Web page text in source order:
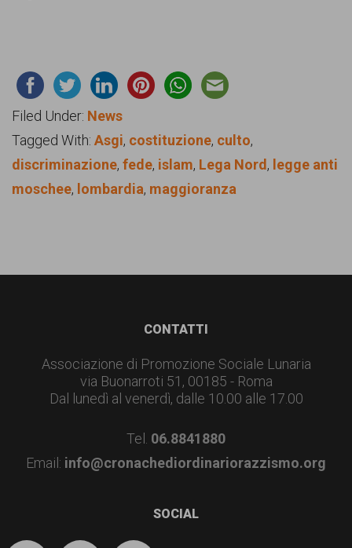
Filed Under: News
Tagged With: Asgi, costituzione, culto,
discriminazione, fede, islam, Lega Nord , legge anti
moschee, lombardia, maggioranza
CONTATTI
Associazione di Promozione Sociale Lunaria
via Buonarroti 51, 00185 - Roma
Dal lunedì al venerdì, dalle 10.00 alle 17.00
Tel. 06.8841880
Email: info@cronachediordinariorazzismo.org
SOCIAL